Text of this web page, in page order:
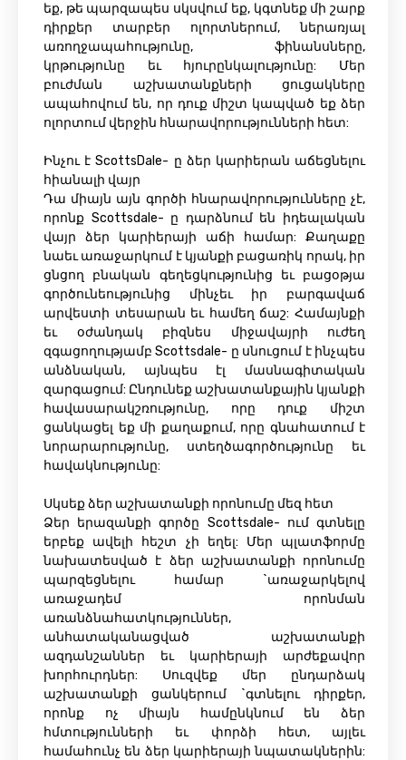
եք, թե պարզապես սկսվում եք, կգտնեք մի շարք
դիրքեր տարբեր ոլորտներում, ներառյալ
առողջապահությունը, ֆինանսները,
կրթությունը եւ հյուրընկալությունը: Մեր
բուժման աշխատանքների ցուցակները
ապահովում են, որ դուք միշտ կապված եք ձեր
ոլորտում վերջին հնարավորությունների հետ:
Ինչու է ScottsDale- ը ձեր կարիերան աճեցնելու
հիանալի վայր
Դա միայն այն գործի հնարավորությունները չէ,
որոնք Scottsdale- ը դարձնում են իդեալական
վայր ձեր կարիերայի աճի համար: Քաղաքը
նաեւ առաջարկում է կյանքի բացառիկ որակ, իր
ցնցող բնական գեղեցկությունից եւ բացօթյա
գործունեությունից մինչեւ իր բարգավաճ
արվեստի տեսարան եւ համեղ ճաշ: Համայնքի
եւ օժանդակ բիզնես միջավայրի ուժեղ
զգացողությամբ Scottsdale- ը սնուցում է ինչպես
անձնական, այնպես էլ մասնագիտական
զարգացում: Ընդունեք աշխատանքային կյանքի
հավասարակշռությունը, որը դուք միշտ
ցանկացել եք մի քաղաքում, որը գնահատում է
նորարարությունը, ստեղծագործությունը եւ
հավակնությունը:
Սկսեք ձեր աշխատանքի որոնումը մեզ հետ
Ձեր երազանքի գործը Scottsdale- ում գտնելը
երբեք ավելի հեշտ չի եղել: Մեր պլատֆորմը
նախատեսված է ձեր աշխատանքի որոնումը
պարզեցնելու համար `առաջարկելով
առաջադեմ որոնման
առանձնահատկություններ,
անհատականացված աշխատանքի
ազդանշաններ եւ կարիերայի արժեքավոր
խորհուրդներ: Սուզվեք մեր ընդարձակ
աշխատանքի ցանկերում `գտնելու դիրքեր,
որոնք ոչ միայն համընկնում են ձեր
հմտությունների եւ փորձի հետ, այլեւ
համահունչ են ձեր կարիերայի նպատակներին: